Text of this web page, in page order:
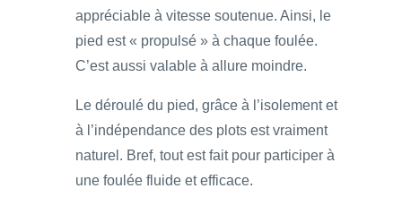
appréciable à vitesse soutenue. Ainsi, le
pied est « propulsé » à chaque foulée.
C’est aussi valable à allure moindre.
Le déroulé du pied, grâce à l’isolement et
à l’indépendance des plots est vraiment
naturel. Bref, tout est fait pour participer à
une foulée fluide et efficace.